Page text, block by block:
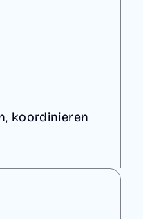
koordinieren